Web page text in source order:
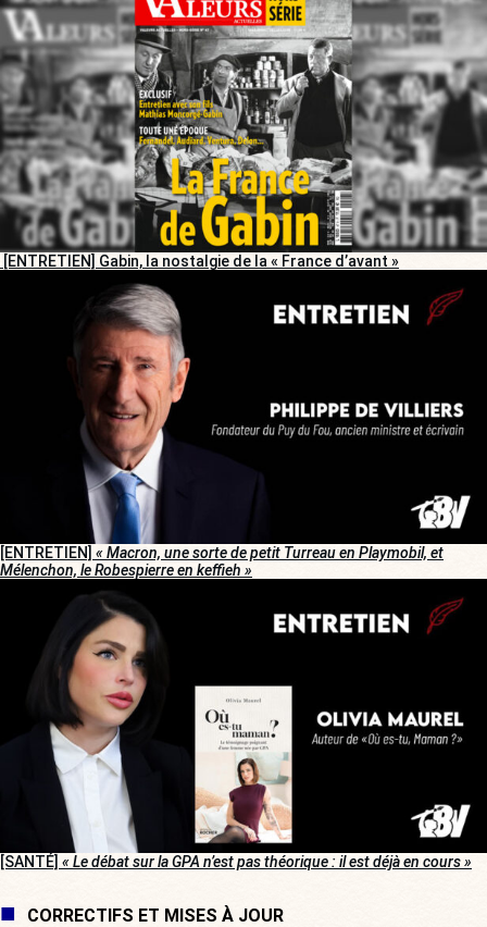
[ENTRETIEN] Gabin, la nostalgie de la « France d’avant »
[ENTRETIEN] « Macron, une sorte de petit Turreau en Playmobil, et
Mélenchon, le Robespierre en keffieh »
[SANTÉ] « Le débat sur la GPA n’est pas théorique : il est déjà en cours »
CORRECTIFS ET MISES À JOUR